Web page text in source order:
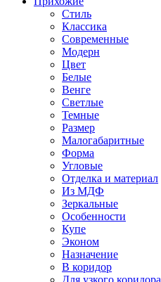
Стиль
Классика
Современные
Модерн
Цвет
Белые
Венге
Светлые
Темные
Размер
Малогабаритные
Форма
Угловые
Отделка и материал
Из МДФ
Зеркальные
Особенности
Купе
Эконом
Назначение
В коридор
Для узкого коридора